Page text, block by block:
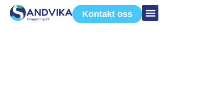
Kontakt oss